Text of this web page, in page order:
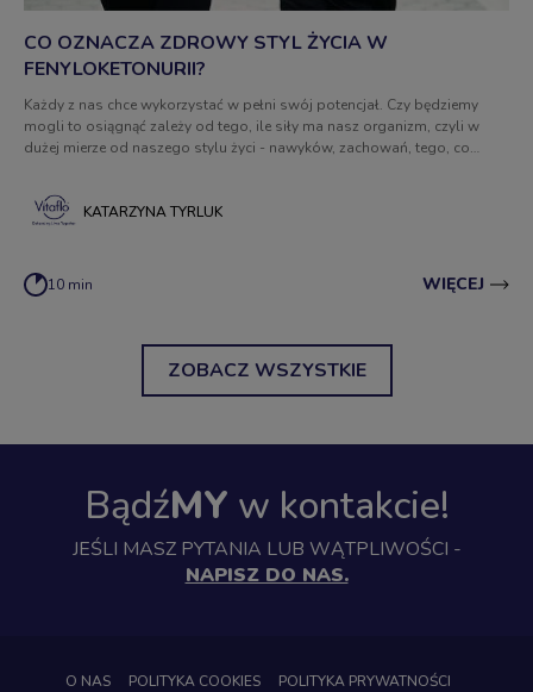
CO OZNACZA ZDROWY STYL ŻYCIA W
FENYLOKETONURII?
Każdy z nas chce wykorzystać w pełni swój potencjał. Czy będziemy
mogli to osiągnąć zależy od tego, ile siły ma nasz organizm, czyli w
dużej mierze od naszego stylu życi - nawyków, zachowań, tego, co
KATARZYNA TYRLUK
10 min WIĘCEJ
ZOBACZ WSZYSTKIE
BądźMY w kontakcie!
JEŚLI MASZ PYTANIA LUB WĄTPLIWOŚCI -
NAPISZ DO NAS.
O NAS POLITYKA COOKIES POLITYKA PRYWATNOŚCI